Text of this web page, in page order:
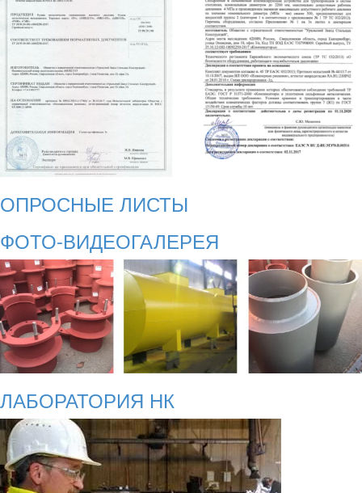
ОПРОСНЫЕ ЛИСТЫ
ФОТО-ВИДЕОГАЛЕРЕЯ
ЛАБОРАТОРИЯ НК